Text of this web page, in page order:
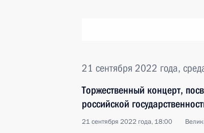
21 сентября 2022 года,
Торжественный концерт,
российской
21 сентября 2022 года, 18:00